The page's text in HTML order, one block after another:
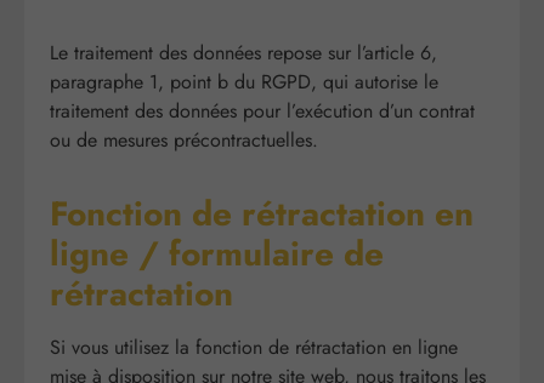
Le traitement des données repose sur l’article 6,
paragraphe 1, point b du RGPD, qui autorise le
traitement des données pour l’exécution d’un contrat
ou de mesures précontractuelles.
Fonction de rétractation en
ligne / formulaire de
rétractation
Si vous utilisez la fonction de rétractation en ligne
mise à disposition sur notre site web, nous traitons les